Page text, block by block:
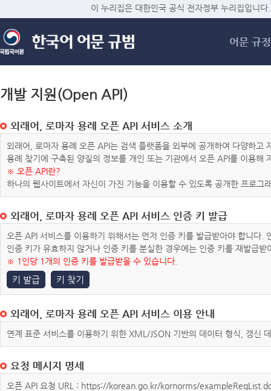
메
이 누리집은 대한민국 공식 전자정부 누리집입니다.
어문 규정
개발 지원(Open API)
외래어, 로마자 용례 오픈 API 서비스 소개
외래어, 로마자 용례 오픈 API는 검색 플랫폼을 외부에 공개하여 다양하
용례 찾기에 구축된 양질의 정보를 개인 또는 기관에서 오픈 API를 이용해
※ 오픈 API란?
하나의 웹사이트에서 자신이 가진 기능을 이용할 수 있도록 공개한 프로그
외래어, 로마자 용례 오픈 API 서비스 인증 키 발급
오픈 API 서비스를 이용하기 위해서는 먼저 인증 키를 발급받아야 합니다
인증 키가 유효하지 않거나 인증 키를 분실한 경우에는 인증 키를 재발급받
※ 1인당 1개의 인증 키를 발급받을 수 있습니다.
키 발급 키 찾기
외래어, 로마자 용례 오픈 API 서비스 이용 안내
연계 표준 서비스를 이용하기 위한 XML/JSON 기반의 데이터 형식, 갱신
요청 메시지 명세
오픈 API 요청 URL : https://korean.go.kr/kornorms/